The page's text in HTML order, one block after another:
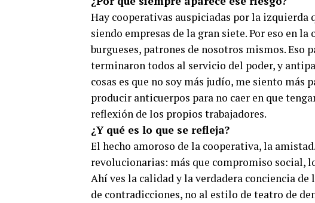
Hay cooperativas auspiciadas por la
siendo empresas de la gran siete. Por eso en
burgueses, patrones de nosotros mismos. Eso
terminaron todos al servicio del poder, y
cosas es que no soy más judío, me siento más
producir anticuerpos para no caer en que
reflexión de los propios trabajadores.
¿Y qué es lo que se refleja?
El hecho amoroso de la cooperativa, la
revolucionarias: más que compromiso social,
Ahí ves la calidad y la verdadera conciencia de
de contradicciones, no al estilo de teatro de